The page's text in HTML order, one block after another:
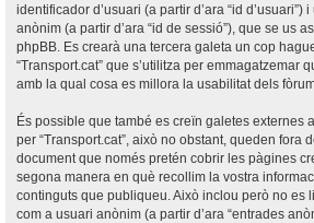
identificador d’usuari (a partir d’ara “id
anònim (a partir d’ara “id de sessió”), que se us
phpBB. Es crearà una tercera galeta un cop
“Transport.cat” que s’utilitza per emmagatzemar
amb la qual cosa es millora la usabilitat dels
És possible que també es creïn galetes externes
per “Transport.cat”, això no obstant, queden fora
document que només pretén cobrir les pàgines
segona manera en què recollim la vostra
continguts que publiqueu. Això inclou però no es
com a usuari anònim (a partir d’ara “entrades